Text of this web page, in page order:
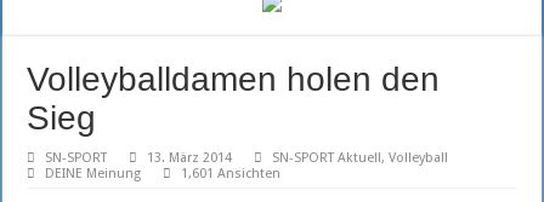
Fragezeichen auf der Diagonalposition
Christian Hüneburg wird neuer Geschäftsführer beim SSC Palmberg Schwerin
Maximilian Böttcher hält weiter den Kasten sauber
Volleyballdamen holen den
Sieg
SN-SPORT 13. März 2014 SN-SPORT Aktuell,Volleyball
DEINE Meinung
1,601 Ansichten